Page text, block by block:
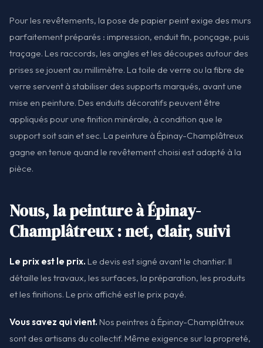
Pour les revêtements, la pose de papier peint exige des murs
parfaitement préparés : impression, enduit fin, ponçage, puis
traçage. Les raccords, les angles et les découpes autour des
prises se jouent au millimètre. La toile de verre ou la fibre de
verre servent à stabiliser des supports marqués, avant une
mise en peinture. Des enduits décoratifs peuvent être
appliqués pour une finition minérale, à condition que le
support soit sain et sec. La peinture à Épinay-Champlâtreux
gagne en tenue quand le revêtement choisi est adapté à la
pièce.
Nous, la peinture à Épinay-
Champlâtreux : net, clair, suivi
Le prix est le prix. Le devis est signé avant le chantier. Il
détaille les travaux, les surfaces, la préparation, les produits
et les finitions. Le prix affiché est le prix payé.
Vous savez qui vient. Nos peintres à Épinay-Champlâtreux
sont des artisans du collectif. Même exigence sur la propreté,